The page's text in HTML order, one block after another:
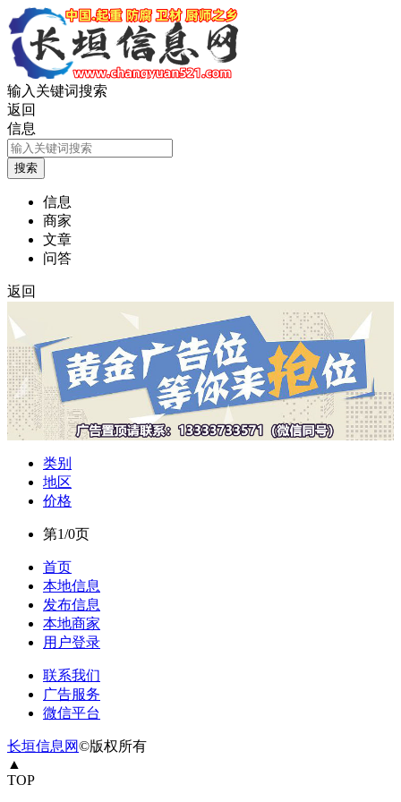
输入关键词搜索
返回
信息
信息
商家
文章
问答
返回
类别
地区
价格
第1/0页
首页
本地信息
发布信息
本地商家
用户登录
联系我们
广告服务
微信平台
长垣信息网©版权所有
▲
TOP